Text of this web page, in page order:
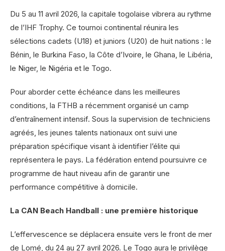
Du 5 au 11 avril 2026, la capitale togolaise vibrera au rythme
de l’IHF Trophy. Ce tournoi continental réunira les
sélections cadets (U18) et juniors (U20) de huit nations : le
Bénin, le Burkina Faso, la Côte d’Ivoire, le Ghana, le Libéria,
le Niger, le Nigéria et le Togo.
Pour aborder cette échéance dans les meilleures
conditions, la FTHB a récemment organisé un camp
d’entraînement intensif. Sous la supervision de techniciens
agréés, les jeunes talents nationaux ont suivi une
préparation spécifique visant à identifier l’élite qui
représentera le pays. La fédération entend poursuivre ce
programme de haut niveau afin de garantir une
performance compétitive à domicile.
La CAN Beach Handball : une première historique
L’effervescence se déplacera ensuite vers le front de mer
de Lomé, du 24 au 27 avril 2026. Le Togo aura le privilège